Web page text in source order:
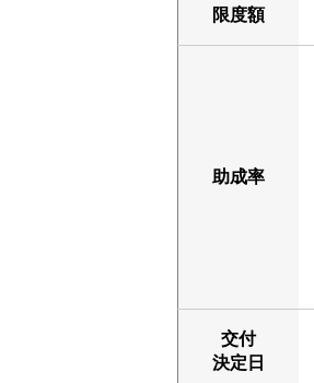
限度額
助成率
交付
決定日